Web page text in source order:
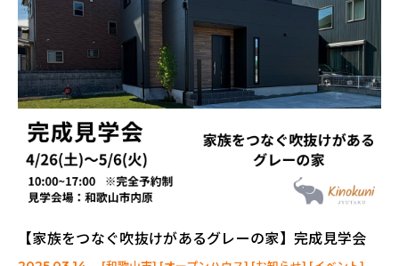
【家族をつなぐ吹抜けがあるグレーの家】完成見学会